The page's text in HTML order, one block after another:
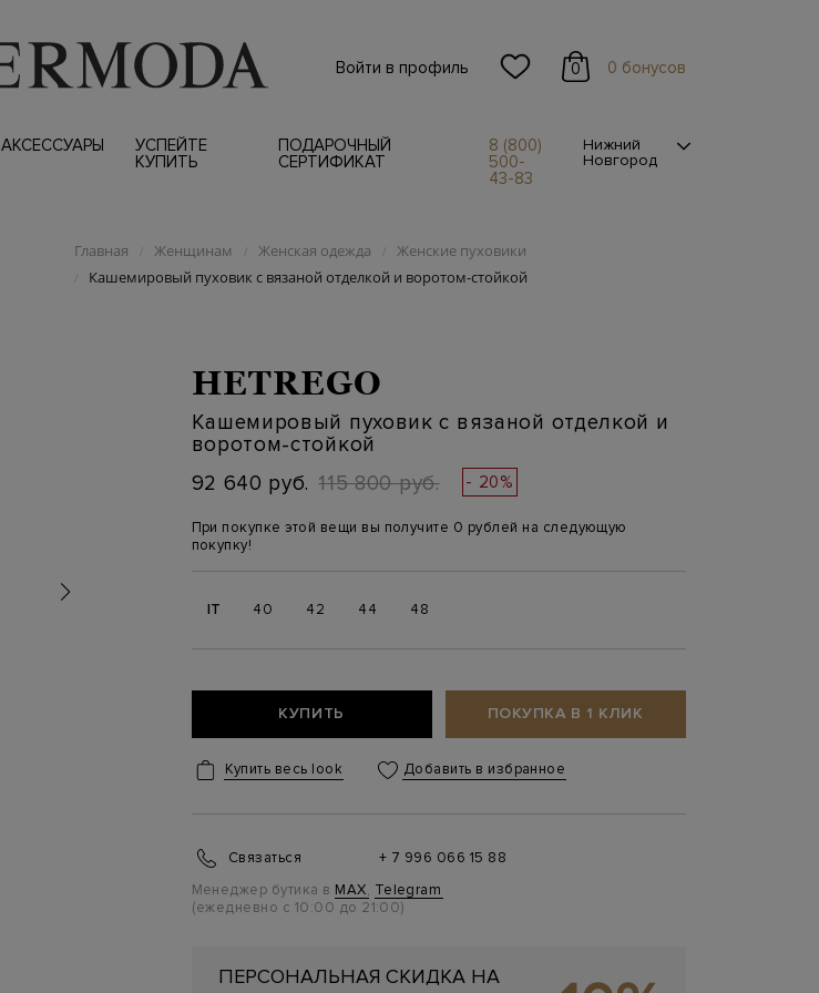
Войти в профиль 0 0 бонусов
АКСЕССУАРЫ
УСПЕЙТЕ
КУПИТЬ
ПОДАРОЧНЫЙ
СЕРТИФИКАТ
8 (800)
500-
43-83
Нижний
Новгород
Главная / Женщинам / Женская одежда / Женские пуховики
/ Кашемировый пуховик с вязаной отделкой и воротом-стойкой
HETREGO
Кашемировый пуховик с вязаной отделкой и
воротом-стойкой
92 640 руб. 115 800 руб. - 20%
При покупке этой вещи вы получите 0 рублей на следующую
покупку!
IT 40 42 44 48
КУПИТЬ ПОКУПКА В 1 КЛИК
Купить весь look Добавить в избранное
Связаться
+ 7 996 066 15 88
Менеджер бутика в MAX, Telegram
(ежедневно с 10:00 до 21:00)
ПЕРСОНАЛЬНАЯ СКИДКА НА